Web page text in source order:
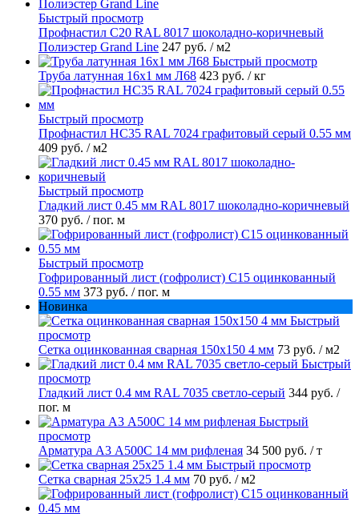
Быстрый просмотр
Профнастил С20 RAL 8017 шоколадно-коричневый
Полиэстер Grand Line 247 руб. / м2
Быстрый просмотр
Труба латунная 16х1 мм Л68 423 руб. / кг
Быстрый просмотр
Профнастил НС35 RAL 7024 графитовый серый 0.55 мм
409 руб. / м2
Быстрый просмотр
Гладкий лист 0.45 мм RAL 8017 шоколадно-коричневый
370 руб. / пог. м
Быстрый просмотр
Гофрированный лист (гофролист) С15 оцинкованный
0.55 мм 373 руб. / пог. м
Новинка
Быстрый
просмотр
Сетка оцинкованная сварная 150х150 4 мм 73 руб. / м2
Быстрый
просмотр
Гладкий лист 0.4 мм RAL 7035 светло-серый 344 руб. /
пог. м
Быстрый
просмотр
Арматура А3 А500С 14 мм рифленая 34 500 руб. / т
Быстрый просмотр
Сетка сварная 25х25 1.4 мм 70 руб. / м2